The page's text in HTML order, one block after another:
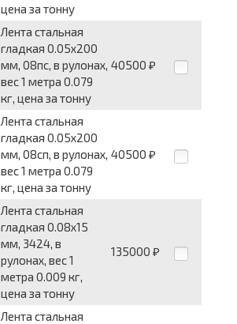
цена за тонну
Лента стальная
гладкая 0.05x200
мм, 08пс, в рулонах,
вес 1 метра 0.079
кг, цена за тонну
40500 ₽
Лента стальная
гладкая 0.05x200
мм, 08сп, в рулонах,
вес 1 метра 0.079
кг, цена за тонну
40500 ₽
Лента стальная
гладкая 0.08x15
мм, 3424, в
рулонах, вес 1
метра 0.009 кг,
цена за тонну
135000 ₽
Лента стальная